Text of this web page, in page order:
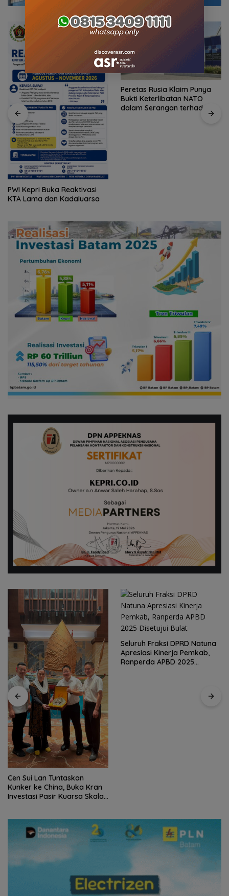
Peretas Rusia Klaim Punya
Bukti Keterlibatan NATO
dalam Serangan terhadap
Wilayah Rusia
DadiKriya: Saka Sampah
Dadi Karya sebagai Upaya
Mewujudkan Ekonomi
Sirkular Masyarrakat Desa
Seluruh Fraksi DPRD Natuna
Apresiasi Kinerja Pemkab,
Ranperda APBD 2025
Disetujui Bulat
Kirim 4 Atlet, Bawa Pulang 4
Medali: Pembuktian Skuad